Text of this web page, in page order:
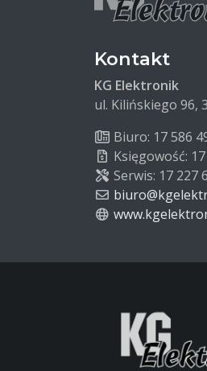
Kontakt
KG Elektronik
ul. Kilińskiego 96,
Biuro: 17 586
Księgowość:
Serwis: 17 227